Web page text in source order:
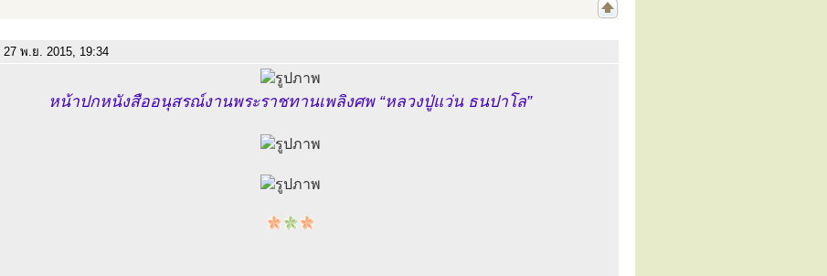
27 พ.ย. 2015, 19:34
หน้าปกหนังสืออนุสรณ์งานพระราชทานเพลิงศพ “หลวงปู่แว่น ธนปาโล”